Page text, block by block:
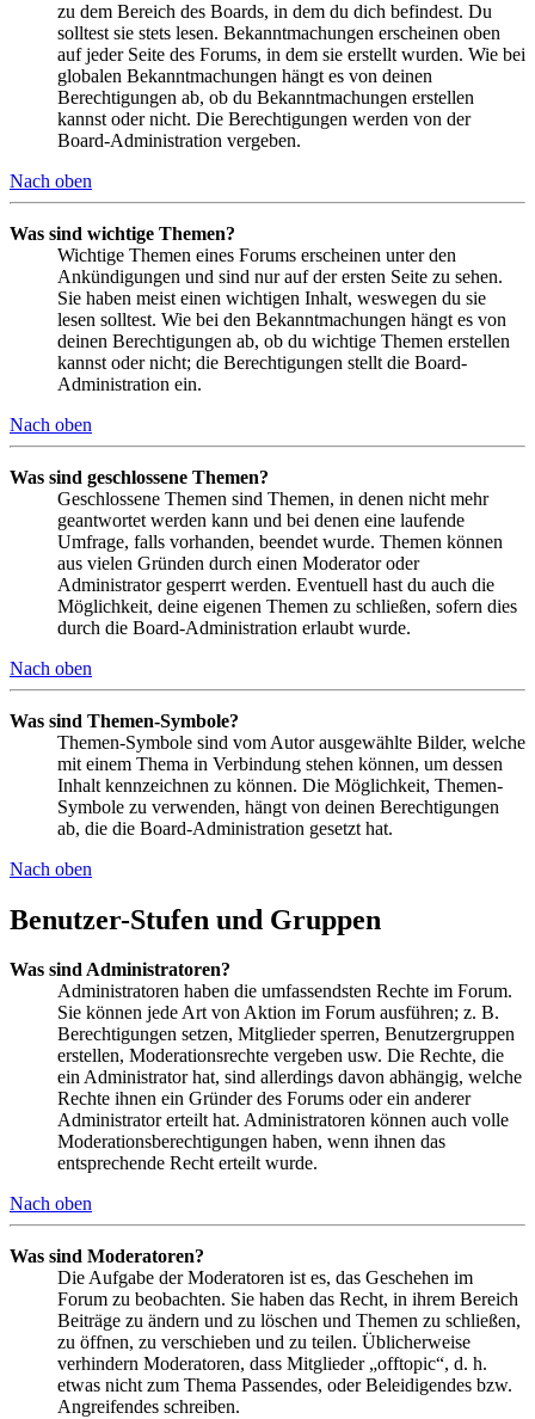
zu dem Bereich des Boards, in dem du dich befindest. Du
solltest sie stets lesen. Bekanntmachungen erscheinen oben
auf jeder Seite des Forums, in dem sie erstellt wurden. Wie bei
globalen Bekanntmachungen hängt es von deinen
Berechtigungen ab, ob du Bekanntmachungen erstellen
kannst oder nicht. Die Berechtigungen werden von der
Board-Administration vergeben.
Nach oben
Was sind wichtige Themen?
Wichtige Themen eines Forums erscheinen unter den
Ankündigungen und sind nur auf der ersten Seite zu sehen.
Sie haben meist einen wichtigen Inhalt, weswegen du sie
lesen solltest. Wie bei den Bekanntmachungen hängt es von
deinen Berechtigungen ab, ob du wichtige Themen erstellen
kannst oder nicht; die Berechtigungen stellt die Board-
Administration ein.
Nach oben
Was sind geschlossene Themen?
Geschlossene Themen sind Themen, in denen nicht mehr
geantwortet werden kann und bei denen eine laufende
Umfrage, falls vorhanden, beendet wurde. Themen können
aus vielen Gründen durch einen Moderator oder
Administrator gesperrt werden. Eventuell hast du auch die
Möglichkeit, deine eigenen Themen zu schließen, sofern dies
durch die Board-Administration erlaubt wurde.
Nach oben
Was sind Themen-Symbole?
Themen-Symbole sind vom Autor ausgewählte Bilder, welche
mit einem Thema in Verbindung stehen können, um dessen
Inhalt kennzeichnen zu können. Die Möglichkeit, Themen-
Symbole zu verwenden, hängt von deinen Berechtigungen
ab, die die Board-Administration gesetzt hat.
Nach oben
Benutzer-Stufen und Gruppen
Was sind Administratoren?
Administratoren haben die umfassendsten Rechte im Forum.
Sie können jede Art von Aktion im Forum ausführen; z. B.
Berechtigungen setzen, Mitglieder sperren, Benutzergruppen
erstellen, Moderationsrechte vergeben usw. Die Rechte, die
ein Administrator hat, sind allerdings davon abhängig, welche
Rechte ihnen ein Gründer des Forums oder ein anderer
Administrator erteilt hat. Administratoren können auch volle
Moderationsberechtigungen haben, wenn ihnen das
entsprechende Recht erteilt wurde.
Nach oben
Was sind Moderatoren?
Die Aufgabe der Moderatoren ist es, das Geschehen im
Forum zu beobachten. Sie haben das Recht, in ihrem Bereich
Beiträge zu ändern und zu löschen und Themen zu schließen,
zu öffnen, zu verschieben und zu teilen. Üblicherweise
verhindern Moderatoren, dass Mitglieder „offtopic“, d. h.
etwas nicht zum Thema Passendes, oder Beleidigendes bzw.
Angreifendes schreiben.